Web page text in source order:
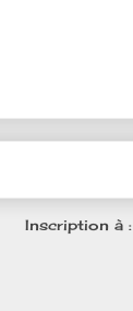
Inscription à :